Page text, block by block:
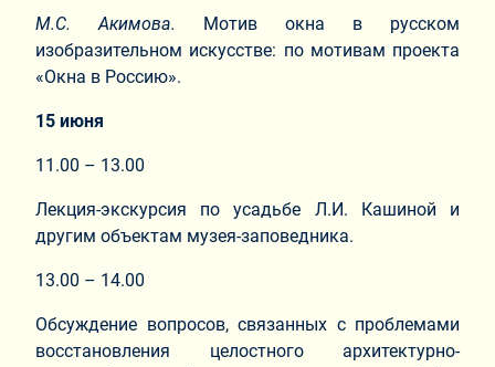
М.С. Акимова.
Мотив окна в русском
изобразительном искусстве: по мотивам проекта
«Окна в Россию».
15 июня
11.00 – 13.00
Лекция-экскурсия по усадьбе Л.И. Кашиной и
другим объектам музея-заповедника.
13.00 – 14.00
Обсуждение вопросов, связанных с проблемами
восстановления целостного архитектурно-